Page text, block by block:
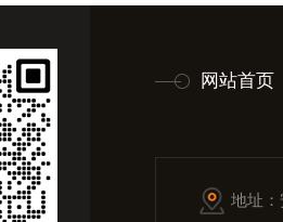
网站首页
地址